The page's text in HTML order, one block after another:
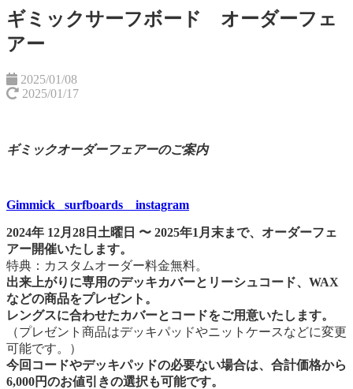
ギミックサーフボード オーダーフェ
アー
2025/01/08
2025/01/17
ギミックオーダーフェアーのご案内
Gimmick _surfboards instagram
2024年 12月28日土曜日 〜 2025年1月末まで、オーダーフェ
アー開催いたします。
特典：カスタムオーダー料金無料。
出来上がりに専用のデッキカバーとリーシュコード、WAX
などの商品をプレゼント。
レングスに合わせたカバーとコードをご用意いたします。
（プレゼント商品はデッキパッドやニットケースなどに変更
可能です。）
今回コードやデッキパッドの必要ない場合は、合計価格から
6,000円のお値引きの選択も可能です。